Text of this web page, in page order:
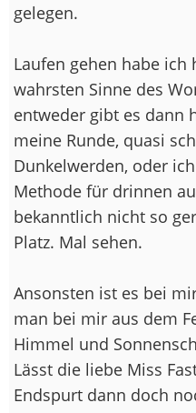
gelegen.
Laufen gehen habe
wahrsten Sinne des
entweder gibt es dann
meine Runde, quasi
Dunkelwerden, oder
Methode für drinnen
bekanntlich nicht so
Platz. Mal sehen.
Ansonsten ist es bei
man bei mir aus dem
Himmel und
Lässt die liebe Miss
Endspurt dann doch